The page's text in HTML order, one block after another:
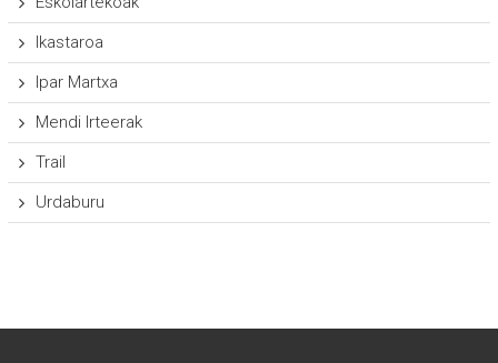
Ikastaroa
Ipar Martxa
Mendi Irteerak
Trail
Urdaburu